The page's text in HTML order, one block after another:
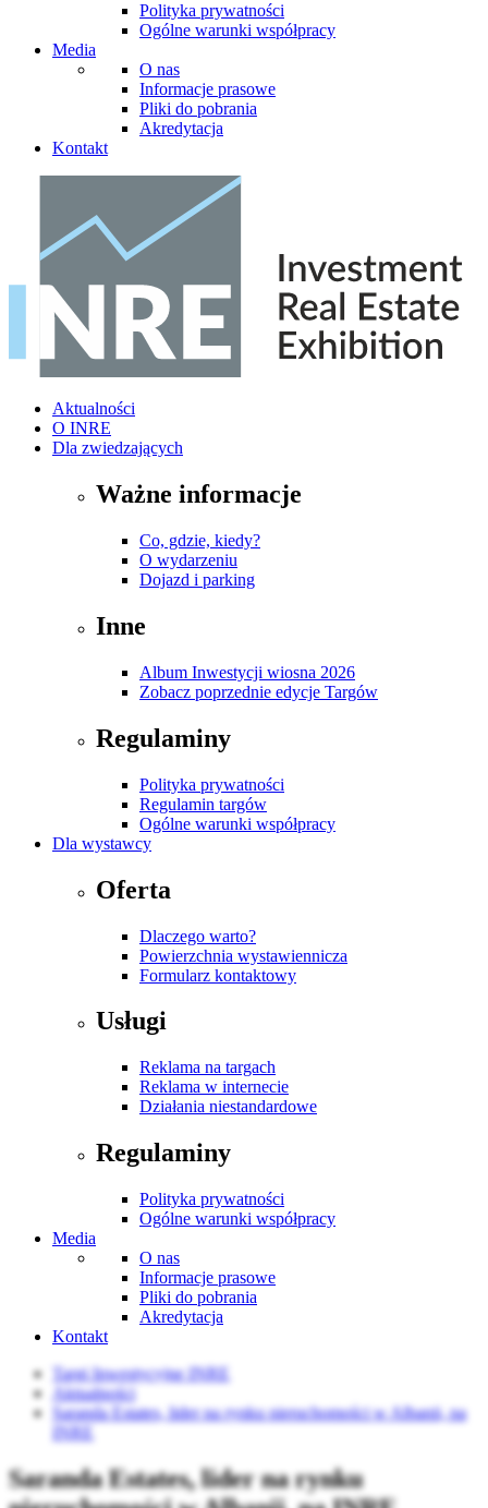
Polityka prywatności
Ogólne warunki współpracy
Media
O nas
Informacje prasowe
Pliki do pobrania
Akredytacja
Kontakt
Aktualności
O INRE
Dla zwiedzających
Ważne informacje
Co, gdzie, kiedy?
O wydarzeniu
Dojazd i parking
Inne
Album Inwestycji wiosna 2026
Zobacz poprzednie edycje Targów
Regulaminy
Polityka prywatności
Regulamin targów
Ogólne warunki współpracy
Dla wystawcy
Oferta
Dlaczego warto?
Powierzchnia wystawiennicza
Formularz kontaktowy
Usługi
Reklama na targach
Reklama w internecie
Działania niestandardowe
Regulaminy
Polityka prywatności
Ogólne warunki współpracy
Media
O nas
Informacje prasowe
Pliki do pobrania
Akredytacja
Kontakt
Targi Inwestycyjne INRE
Aktualności
Saranda Estates, lider na rynku nieruchomości w Albanii, na
INRE
Saranda Estates, lider na rynku